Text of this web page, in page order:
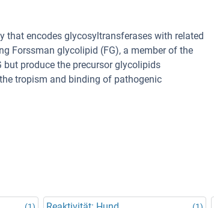
that encodes glycosyltransferases with related
Forssman glycolipid (FG), a member of the
produce the precursor glycolipids
tropism and binding of pathogenic